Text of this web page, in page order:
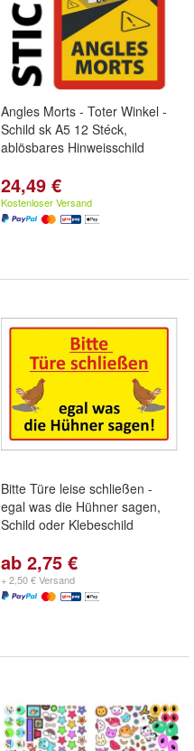
Angles Morts - Toter Winkel -
Schild sk A5 12 Stéck,
ablösbares Hinweisschild
24,49 €
Kostenloser Versand
Bitte Türe leise schließen -
egal was die Hühner sagen,
Schild oder Klebeschild
ab 2,75 €
+ 2,50 € Versand